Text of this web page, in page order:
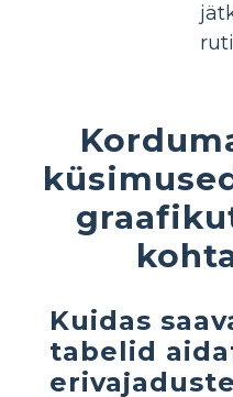
Kuidas
tabelid